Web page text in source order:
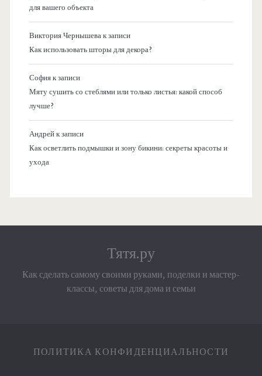
для вашего объекта
Виктория Чернышевак записи
Как использовать шторы для декора?
Софияк записи
Мяту сушить со стеблями или только листья: какой способ
лучше?
Андрейк записи
Как осветлить подмышки и зону бикини: секреты красоты и
ухода
Тятя.ру
Как сделать самому своими руками, поделки и мастер-
классы, советы для дома и семьи
ПОЛИТИКА КОНФИДЕНЦИАЛЬНОСТИ